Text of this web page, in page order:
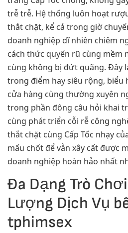
trễ trễ. Hệ thống luôn hoạt
thắt chặt, kể cả trong giờ
doanh nghiệp dĩ nhiên chiêm
cách thức quyến rũ cùng mềm
cùng không bị đứt quãng. Đây
trong điểm hay siêu rộng, biểu
cửa hàng cùng thường xuyên
trong phần đông câu hỏi khai
cùng phát triển cỗi rễ công
thắt chặt cùng Cấp Tốc nhạy
mấu chốt để vẫn xây cất được
doanh nghiệp hoàn hảo nhất
Đa Dạng Trò
Lượng Dịch Vụ
tphimsex